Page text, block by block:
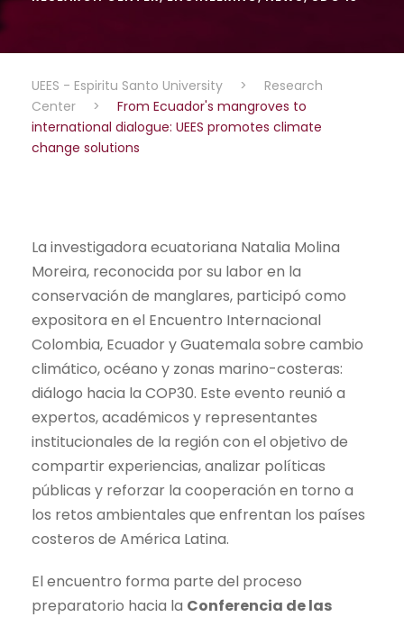
UEES - Espiritu Santo University >
Research
Center
>
From Ecuador's mangroves to
international dialogue: UEES promotes climate
change solutions
La investigadora ecuatoriana Natalia Molina
Moreira, reconocida por su labor en la
conservación de manglares, participó como
expositora en el Encuentro Internacional
Colombia, Ecuador y Guatemala sobre cambio
climático, océano y zonas marino-costeras:
diálogo hacia la COP30. Este evento reunió a
expertos, académicos y representantes
institucionales de la región con el objetivo de
compartir experiencias, analizar políticas
públicas y reforzar la cooperación en torno a
los retos ambientales que enfrentan los países
costeros de América Latina.
El encuentro forma parte del proceso
preparatorio hacia la Conferencia de las